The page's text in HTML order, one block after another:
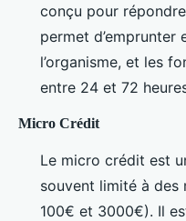
conçu pour
permet
l’organisme, et les
entre 24 et 72
Micro Crédit
Le micro crédit est
souvent limité à des
100€ et 3000€). Il